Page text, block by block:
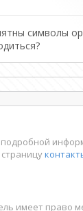
символы
имеет право